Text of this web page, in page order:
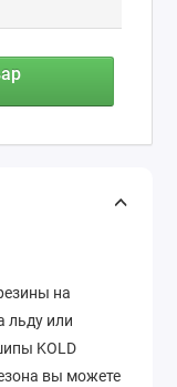
на
льду или
KOLD
вы можете